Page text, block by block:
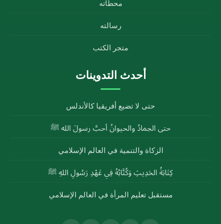
محطاته
رسالته
متجر الكتب
أحدث التدوينات
حتى لا تضيع أفريقيا كالأندلس
حتى الجمادُ والحيوانُ أحبَّ رسولَ الله ﷺ
الزكاة والتنمية في العالم الإسلامي
كِتَابَةُ الحَدِيثِ وَكُتَّابُهُ فِي عَهْدِ رَسُولِ اللهِ ﷺ
مستقبل تعليم المرأة في العالم الإسلامي